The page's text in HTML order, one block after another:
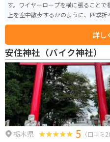
す。ワイヤーロープを横に張ること
上を空中散歩するかのように、四季
ができます。 2013年4月に「恋人の
の広場に、シンボルモニュメントと
されています。
詳し
安住神社（バイク神社）
栃木県 5 （口コミ2